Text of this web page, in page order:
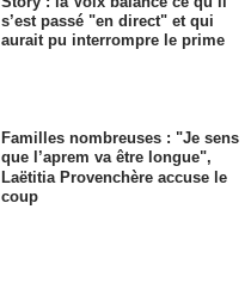
s’est passé "en direct" et qui
aurait pu interrompre le prime
Familles nombreuses : "Je sens
que l’aprem va être longue",
Laëtitia Provenchère accuse le
coup